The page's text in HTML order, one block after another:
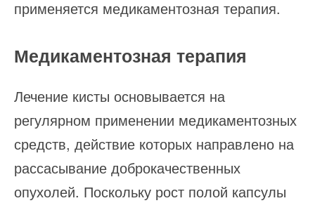
применяется медикаментозная терапия.
Медикаментозная терапия
Лечение кисты основывается на
регулярном применении медикаментозных
средств, действие которых направлено на
рассасывание доброкачественных
опухолей. Поскольку рост полой капсулы